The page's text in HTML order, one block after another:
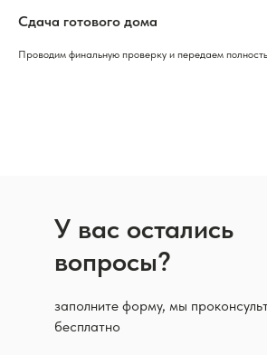
Сдача готового дома
Проводим финальную проверку и передаем
У вас остались
вопросы?
заполните форму, мы
бесплатно